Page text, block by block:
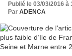
Publié le 03/03/2016 à
Par ADENCA